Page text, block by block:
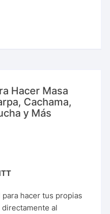
Hacer Masa
Cachama,
y Más
hacer tus propias
al